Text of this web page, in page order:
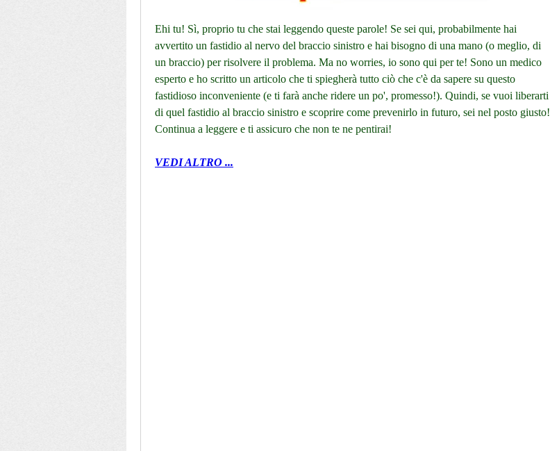
Ehi tu! Sì, proprio tu che stai leggendo queste parole! Se sei qui, probabilmente hai
avvertito un fastidio al nervo del braccio sinistro e hai bisogno di una mano (o meglio, di
un braccio) per risolvere il problema. Ma no worries, io sono qui per te! Sono un medico
esperto e ho scritto un articolo che ti spiegherà tutto ciò che c'è da sapere su questo
fastidioso inconveniente (e ti farà anche ridere un po', promesso!). Quindi, se vuoi liberarti
di quel fastidio al braccio sinistro e scoprire come prevenirlo in futuro, sei nel posto giusto!
Continua a leggere e ti assicuro che non te ne pentirai!
VEDI ALTRO ...